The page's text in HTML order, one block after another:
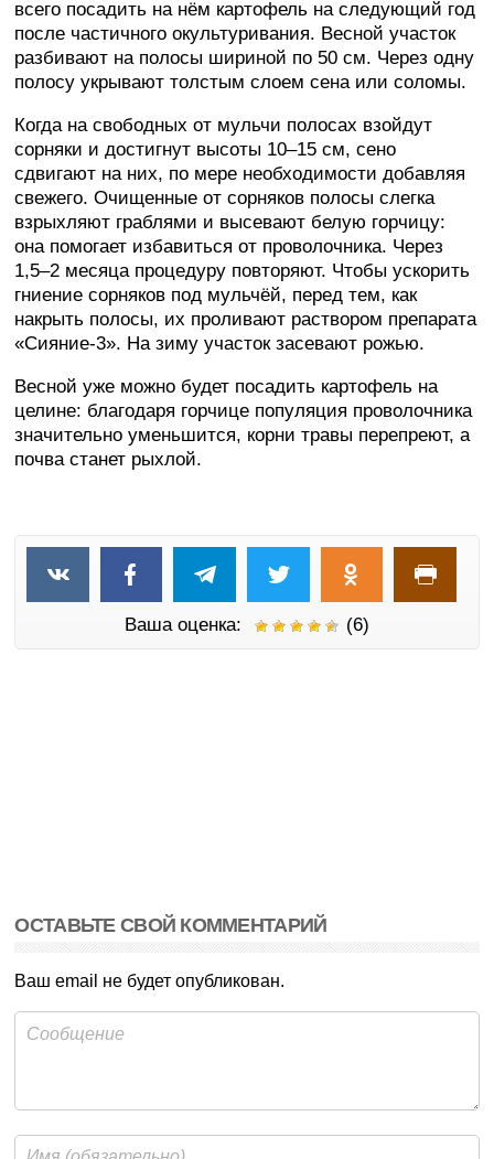
всего посадить на нём картофель на следующий год
после частичного окультуривания. Весной участок
разбивают на полосы шириной по 50 см. Через одну
полосу укрывают толстым слоем сена или соломы.
Когда на свободных от мульчи полосах взойдут
сорняки и достигнут высоты 10–15 см, сено
сдвигают на них, по мере необходимости добавляя
свежего. Очищенные от сорняков полосы слегка
взрыхляют граблями и высевают белую горчицу:
она помогает избавиться от проволочника. Через
1,5–2 месяца процедуру повторяют. Чтобы ускорить
гниение сорняков под мульчёй, перед тем, как
накрыть полосы, их проливают раствором препарата
«Сияние-3». На зиму участок засевают рожью.
Весной уже можно будет посадить картофель на
целине: благодаря горчице популяция проволочника
значительно уменьшится, корни травы перепреют, а
почва станет рыхлой.
Ваша оценка: (6)
ОСТАВЬТЕ СВОЙ КОММЕНТАРИЙ
Ваш email не будет опубликован.